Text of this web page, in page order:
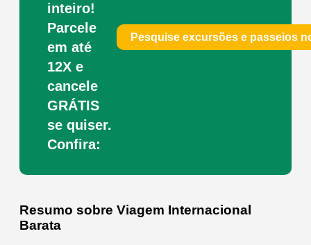
inteiro!
Parcele
em até
12X e
cancele
GRÁTIS
se quiser.
Confira:
Pesquise excursões e passeios
Resumo sobre Viagem Internacional
Barata